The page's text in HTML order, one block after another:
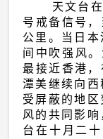
天文台
号戒备信号
公里。当日
间中吹强风
最接近香港
潭美继续向
受屏蔽的地
风的共同影
台在十月二